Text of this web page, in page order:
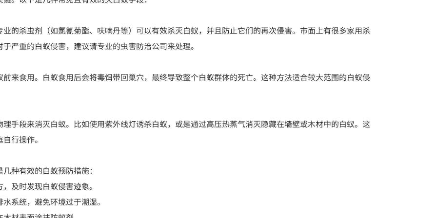
的杀虫剂（如氯氰菊酯、呋喃丹等）可以有效杀灭白蚁，并且防止它们的再次侵害。市面上有很多家用杀
严重的白蚁侵害，建议请专业的虫害防治公司来处理。
来食用。白蚁食用后会将毒饵带回巢穴，最终导致整个白蚁群体的死亡。这种方法适合较大范围的白蚁侵
手段来消灭白蚁。比如使用紫外线灯诱杀白蚁，或是通过高压热蒸气消灭隐藏在墙壁或木材中的白蚁。这
行操作。
种有效的白蚁预防措施：
及时发现白蚁侵害迹象。
系统，避免环境过于潮湿。